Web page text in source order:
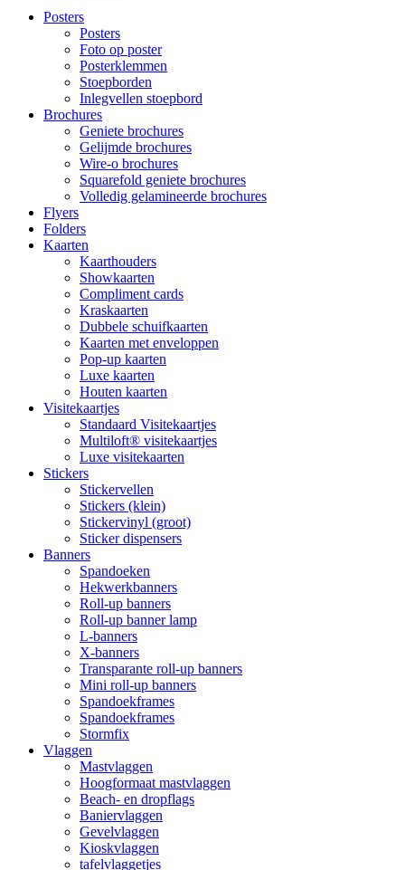
Posters
Posters
Foto op poster
Posterklemmen
Stoepborden
Inlegvellen stoepbord
Brochures
Geniete brochures
Gelijmde brochures
Wire-o brochures
Squarefold geniete brochures
Volledig gelamineerde brochures
Flyers
Folders
Kaarten
Kaarthouders
Showkaarten
Compliment cards
Kraskaarten
Dubbele schuifkaarten
Kaarten met enveloppen
Pop-up kaarten
Luxe kaarten
Houten kaarten
Visitekaartjes
Standaard Visitekaartjes
Multiloft® visitekaartjes
Luxe visitekaarten
Stickers
Stickervellen
Stickers (klein)
Stickervinyl (groot)
Sticker dispensers
Banners
Spandoeken
Hekwerkbanners
Roll-up banners
Roll-up banner lamp
L-banners
X-banners
Transparante roll-up banners
Mini roll-up banners
Spandoekframes
Spandoekframes
Stormfix
Vlaggen
Mastvlaggen
Hoogformaat mastvlaggen
Beach- en dropflags
Baniervlaggen
Gevelvlaggen
Kioskvlaggen
tafelvlaggetjes